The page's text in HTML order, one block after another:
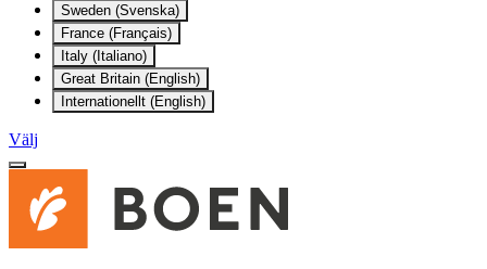
Sweden (Svenska)
France (Français)
Italy (Italiano)
Great Britain (English)
Internationellt (English)
Välj